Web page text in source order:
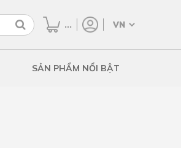
...
SẢN PHẨM NỔI BẬT